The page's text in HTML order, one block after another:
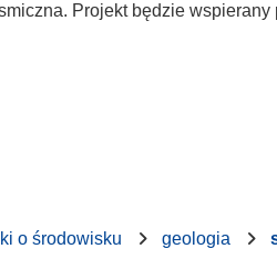
Projekt będzie
o środowisku geologia